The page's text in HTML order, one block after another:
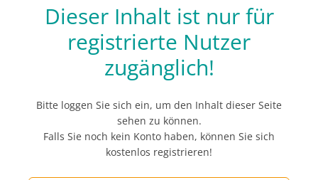
Dieser Inhalt ist nur für
registrierte Nutzer
zugänglich!
Bitte loggen Sie sich ein, um den Inhalt dieser Seite
sehen zu können.
Falls Sie noch kein Konto haben, können Sie sich
kostenlos registrieren!